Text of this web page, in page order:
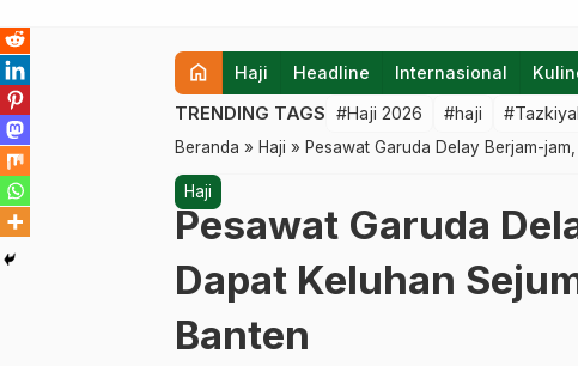
home Haji Headline Internasional
TRENDING TAGS #Haji 2026 #haji
Beranda » Haji » Pesawat Garuda Delay Berjam-
Haji
Pesawat Garuda
Dapat Keluhan
Banten